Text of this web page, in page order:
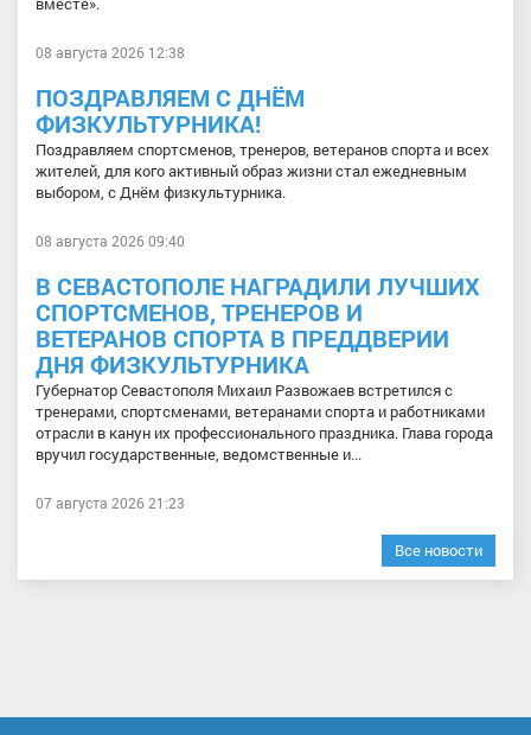
08 августа 2026 12:38
ПОЗДРАВЛЯЕМ С ДНЁМ
ФИЗКУЛЬТУРНИКА!
Поздравляем спортсменов, тренеров, ветеранов спорта и всех
жителей, для кого активный образ жизни стал ежедневным
выбором, с Днём физкультурника.
08 августа 2026 09:40
В СЕВАСТОПОЛЕ НАГРАДИЛИ ЛУЧШИХ
СПОРТСМЕНОВ, ТРЕНЕРОВ И
ВЕТЕРАНОВ СПОРТА В ПРЕДДВЕРИИ
ДНЯ ФИЗКУЛЬТУРНИКА
Губернатор Севастополя Михаил Развожаев встретился с
тренерами, спортсменами, ветеранами спорта и работниками
отрасли в канун их профессионального праздника. Глава города
вручил государственные, ведомственные и...
07 августа 2026 21:23
Все новости